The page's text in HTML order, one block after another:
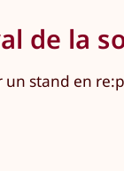
de la
stand en